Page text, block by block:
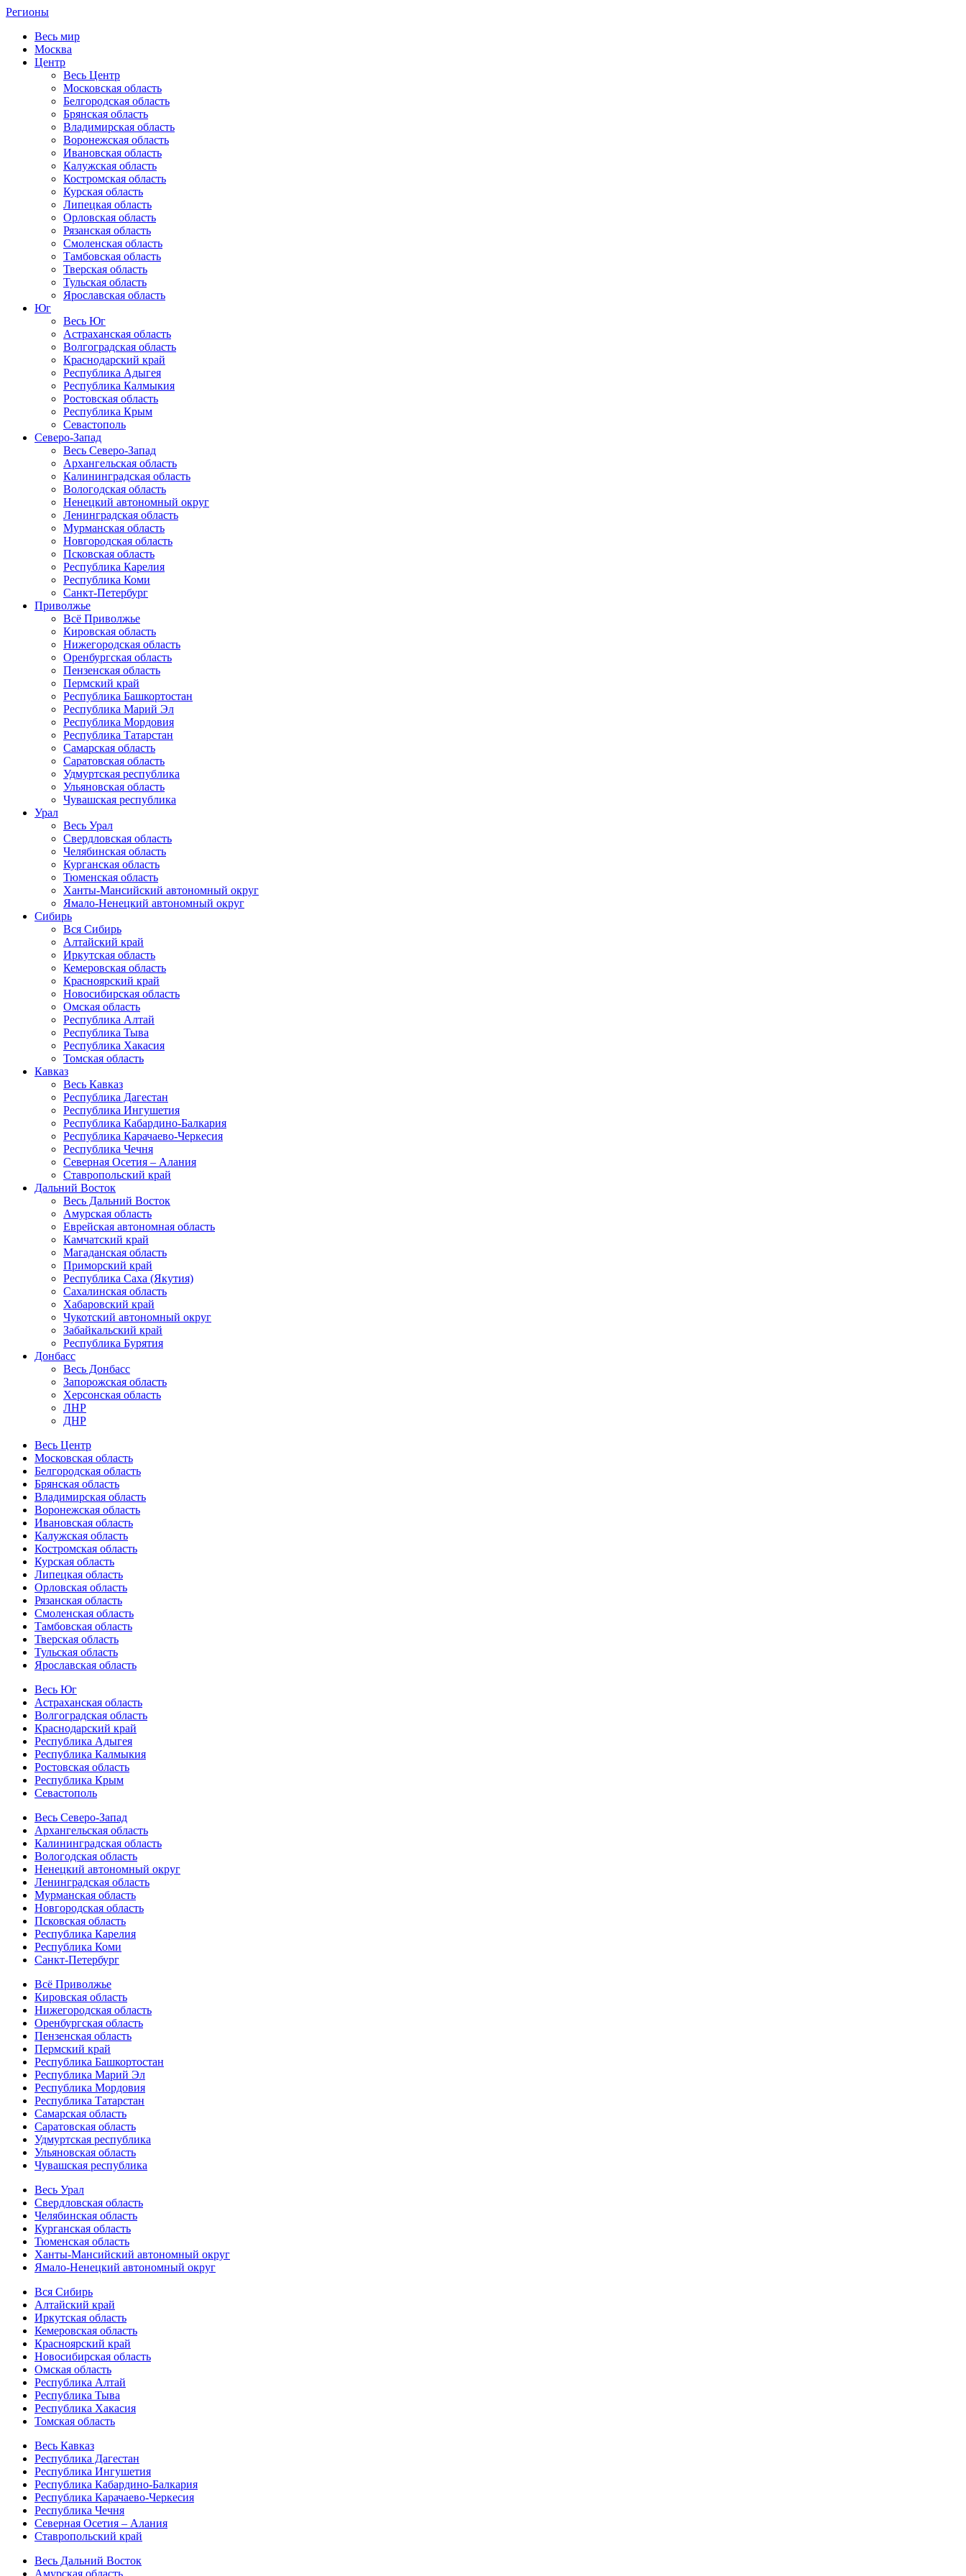
Регионы
Весь мир
Москва
Центр
Весь Центр
Московская область
Белгородская область
Брянская область
Владимирская область
Воронежская область
Ивановская область
Калужская область
Костромская область
Курская область
Липецкая область
Орловская область
Рязанская область
Смоленская область
Тамбовская область
Тверская область
Тульская область
Ярославская область
Юг
Весь Юг
Астраханская область
Волгоградская область
Краснодарский край
Республика Адыгея
Республика Калмыкия
Ростовская область
Республика Крым
Севастополь
Северо-Запад
Весь Северо-Запад
Архангельская область
Калининградская область
Вологодская область
Ненецкий автономный округ
Ленинградская область
Мурманская область
Новгородская область
Псковская область
Республика Карелия
Республика Коми
Санкт-Петербург
Приволжье
Всё Приволжье
Кировская область
Нижегородская область
Оренбургская область
Пензенская область
Пермский край
Республика Башкортостан
Республика Марий Эл
Республика Мордовия
Республика Татарстан
Самарская область
Саратовская область
Удмуртская республика
Ульяновская область
Чувашская республика
Урал
Весь Урал
Свердловская область
Челябинская область
Курганская область
Тюменская область
Ханты-Мансийский автономный округ
Ямало-Ненецкий автономный округ
Сибирь
Вся Сибирь
Алтайский край
Иркутская область
Кемеровская область
Красноярский край
Новосибирская область
Омская область
Республика Алтай
Республика Тыва
Республика Хакасия
Томская область
Кавказ
Весь Кавказ
Республика Дагестан
Республика Ингушетия
Республика Кабардино-Балкария
Республика Карачаево-Черкесия
Республика Чечня
Северная Осетия – Алания
Ставропольский край
Дальний Восток
Весь Дальний Восток
Амурская область
Еврейская автономная область
Камчатский край
Магаданская область
Приморский край
Республика Саха (Якутия)
Сахалинская область
Хабаровский край
Чукотский автономный округ
Забайкальский край
Республика Бурятия
Донбасс
Весь Донбасс
Запорожская область
Херсонская область
ЛНР
ДНР
Весь Центр
Московская область
Белгородская область
Брянская область
Владимирская область
Воронежская область
Ивановская область
Калужская область
Костромская область
Курская область
Липецкая область
Орловская область
Рязанская область
Смоленская область
Тамбовская область
Тверская область
Тульская область
Ярославская область
Весь Юг
Астраханская область
Волгоградская область
Краснодарский край
Республика Адыгея
Республика Калмыкия
Ростовская область
Республика Крым
Севастополь
Весь Северо-Запад
Архангельская область
Калининградская область
Вологодская область
Ненецкий автономный округ
Ленинградская область
Мурманская область
Новгородская область
Псковская область
Республика Карелия
Республика Коми
Санкт-Петербург
Всё Приволжье
Кировская область
Нижегородская область
Оренбургская область
Пензенская область
Пермский край
Республика Башкортостан
Республика Марий Эл
Республика Мордовия
Республика Татарстан
Самарская область
Саратовская область
Удмуртская республика
Ульяновская область
Чувашская республика
Весь Урал
Свердловская область
Челябинская область
Курганская область
Тюменская область
Ханты-Мансийский автономный округ
Ямало-Ненецкий автономный округ
Вся Сибирь
Алтайский край
Иркутская область
Кемеровская область
Красноярский край
Новосибирская область
Омская область
Республика Алтай
Республика Тыва
Республика Хакасия
Томская область
Весь Кавказ
Республика Дагестан
Республика Ингушетия
Республика Кабардино-Балкария
Республика Карачаево-Черкесия
Республика Чечня
Северная Осетия – Алания
Ставропольский край
Весь Дальний Восток
Амурская область